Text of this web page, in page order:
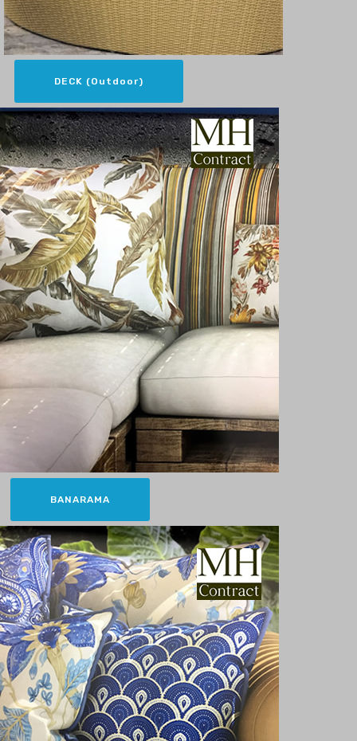
DECK (Outdoor)
BANARAMA